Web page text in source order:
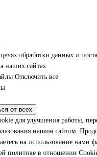
обработки данных и
наших сайтах
Отключить все
от всех
для улучшения работы,
нашим сайтом.
на использование нами
политике в отношении